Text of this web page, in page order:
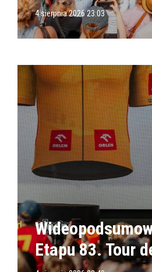
4 sierpnia 2026 23:03
Etapu 83. Tour